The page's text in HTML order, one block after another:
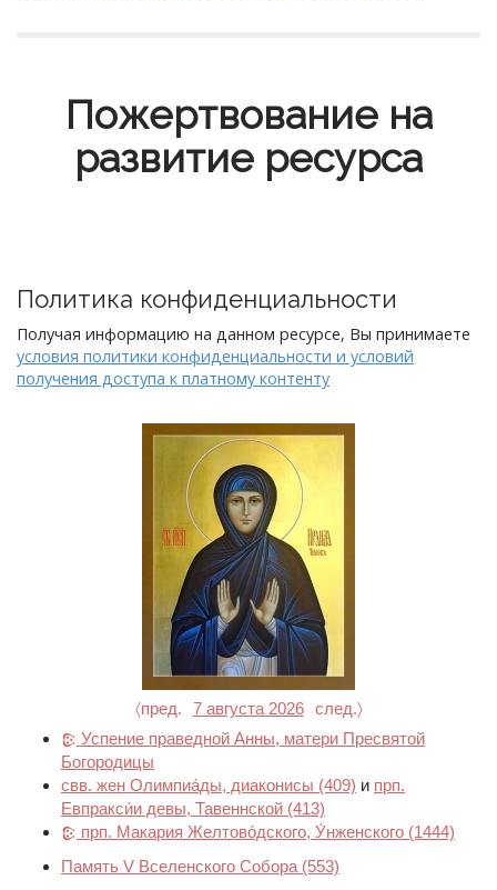
Пожертвование на
развитие ресурса
Политика конфиденциальности
Получая информацию на данном ресурсе, Вы принимаете
условия политики конфиденциальности и условий
получения доступа к платному контенту
〈пред. 7 августа 2026
след.〉
Успение праведной Анны, матери Пресвятой
Богородицы
свв. жен Олимпиа́ды, диаконисы (409) и прп.
Евпракси́и девы, Тавеннской (413)
прп. Макария Желтово́дского, У́нженского (1444)
Память V Вселенского Собора (553)